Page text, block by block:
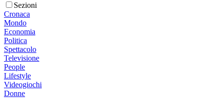
Sezioni
Cronaca
Mondo
Economia
Politica
Spettacolo
Televisione
People
Lifestyle
Videogiochi
Donne